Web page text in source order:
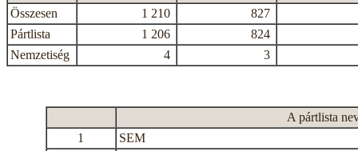
Összesen 1 210
827
Pártlista
1 206
824
Nemzetiség
4 3
A pártlista
1
SEM